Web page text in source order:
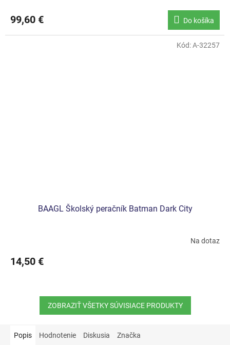
99,60 € Do košíka
BAAGL Školský peračník Batman Dark City
Na dotaz
14,50 €
Kód:A-32257
ZOBRAZIŤ VŠETKY SÚVISIACE PRODUKTY
Popis Hodnotenie Diskusia Značka